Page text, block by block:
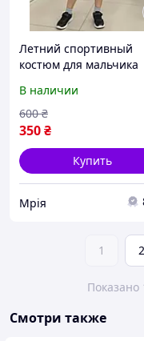
Летний спортивный
костюм для мальчика
с принтом авто и
128-134 см
В наличии
350₴
600 ₴
Купить
Мрія
1 2
Показано
Смотри также